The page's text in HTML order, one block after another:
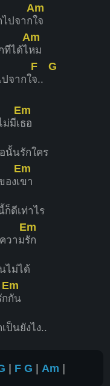
ไปจาก
Am
ใจ
ทีได้ไ
Am
หม
จากใ
F
จ..
G
ม่มีเ
Em
ธอ
นั้นรักใคร
งเ
Em
ขา
ก็ดีเท่าไร
วาม
Em
รัก
ไม่ได้
Em
กัน
ป็นยังไง..
| F G | Am |